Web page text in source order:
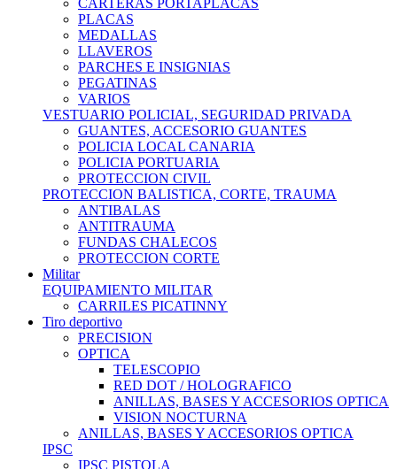
CARTERAS PORTAPLACAS
PLACAS
MEDALLAS
LLAVEROS
PARCHES E INSIGNIAS
PEGATINAS
VARIOS
VESTUARIO POLICIAL, SEGURIDAD PRIVADA
GUANTES, ACCESORIO GUANTES
POLICIA LOCAL CANARIA
POLICIA PORTUARIA
PROTECCION CIVIL
PROTECCION BALISTICA, CORTE, TRAUMA
ANTIBALAS
ANTITRAUMA
FUNDAS CHALECOS
PROTECCION CORTE
Militar
EQUIPAMIENTO MILITAR
CARRILES PICATINNY
Tiro deportivo
PRECISION
OPTICA
TELESCOPIO
RED DOT / HOLOGRAFICO
ANILLAS, BASES Y ACCESORIOS OPTICA
VISION NOCTURNA
ANILLAS, BASES Y ACCESORIOS OPTICA
IPSC
IPSC PISTOLA